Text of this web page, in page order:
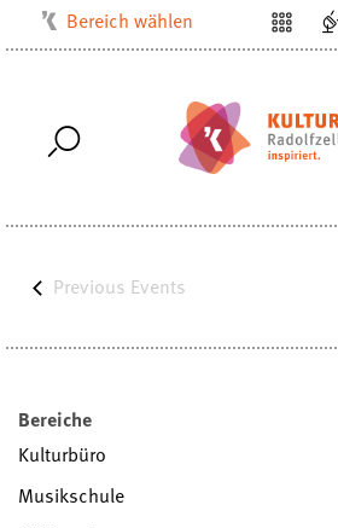
Bereich wählen
Musikschule
Stadtmuseum
Stadtbibliothek
Radolfzell1200
Previous Events
Bereiche
Kulturbüro
Musikschule